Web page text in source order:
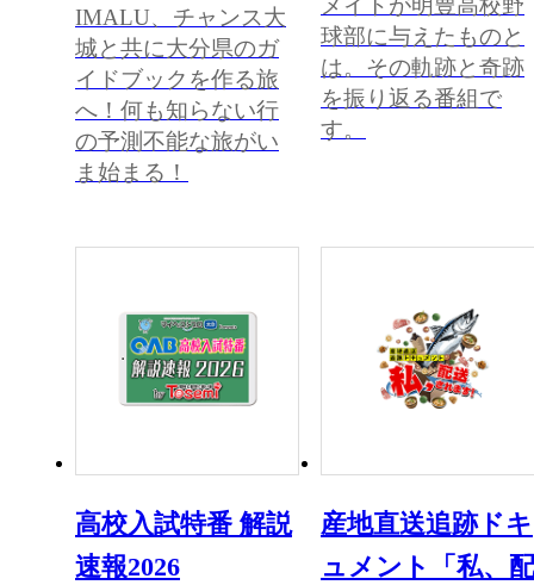
IMALU、チャンス大
城と共に大分県のガ
イドブックを作る旅
へ！何も知らない行
の予測不能な旅がい
ま始まる！
メイトが明豊高校野
球部に与えたものと
は。その軌跡と奇跡
を振り返る番組で
す。
高校入試特番 解説
速報2026
産地直送追跡ドキ
ュメント「私、配